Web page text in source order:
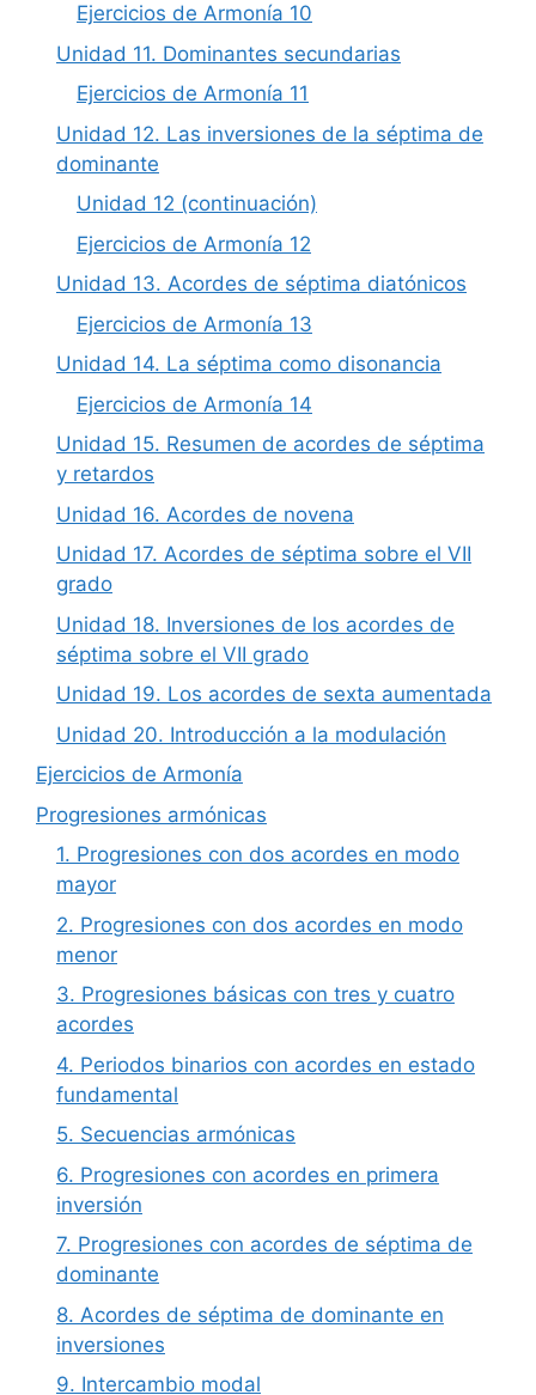
Ejercicios de Armonía 10
Unidad 11. Dominantes secundarias
Ejercicios de Armonía 11
Unidad 12. Las inversiones de la séptima de
dominante
Unidad 12 (continuación)
Ejercicios de Armonía 12
Unidad 13. Acordes de séptima diatónicos
Ejercicios de Armonía 13
Unidad 14. La séptima como disonancia
Ejercicios de Armonía 14
Unidad 15. Resumen de acordes de séptima
y retardos
Unidad 16. Acordes de novena
Unidad 17. Acordes de séptima sobre el VII
grado
Unidad 18. Inversiones de los acordes de
séptima sobre el VII grado
Unidad 19. Los acordes de sexta aumentada
Unidad 20. Introducción a la modulación
Ejercicios de Armonía
Progresiones armónicas
1. Progresiones con dos acordes en modo
mayor
2. Progresiones con dos acordes en modo
menor
3. Progresiones básicas con tres y cuatro
acordes
4. Periodos binarios con acordes en estado
fundamental
5. Secuencias armónicas
6. Progresiones con acordes en primera
inversión
7. Progresiones con acordes de séptima de
dominante
8. Acordes de séptima de dominante en
inversiones
9. Intercambio modal